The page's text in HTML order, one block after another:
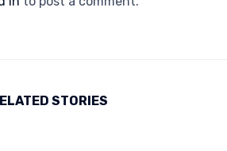
STORIES